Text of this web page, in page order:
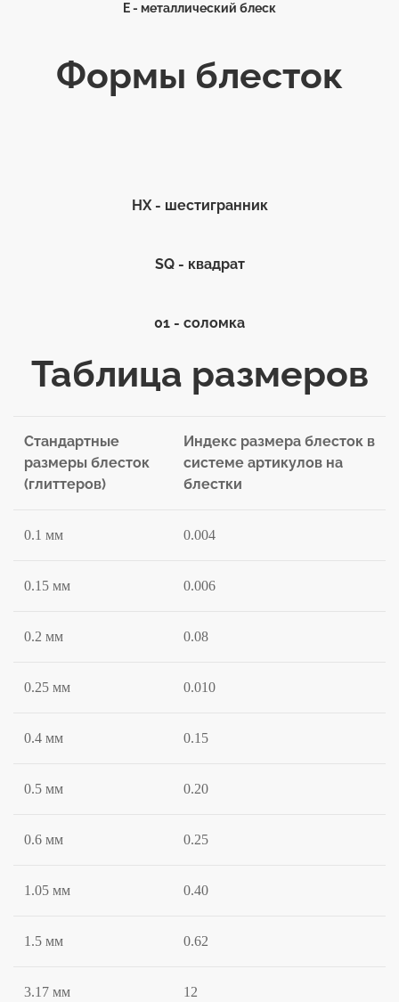
E - металлический блеск
Формы блесток
HX - шестигранник
SQ - квадрат
01 - соломка
Таблица размеров
Стандартные
размеры блесток
(глиттеров)
Индекс размера блесток в
системе артикулов на
блестки
0.1 мм 0.004
0.15 мм 0.006
0.2 мм 0.08
0.25 мм 0.010
0.4 мм 0.15
0.5 мм 0.20
0.6 мм 0.25
1.05 мм 0.40
1.5 мм 0.62
3.17 мм 12